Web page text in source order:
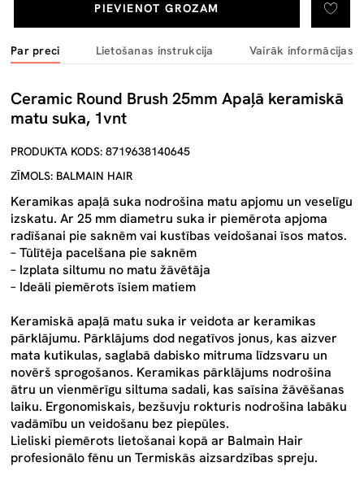
PIEVIENOT GROZAM
Par preci Lietošanas instrukcija Vairāk informācijas
Ceramic Round Brush 25mm Apaļā keramiskā
matu suka, 1vnt
PRODUKTA KODS: 8719638140645
ZĪMOLS: BALMAIN HAIR
Keramikas apaļā suka nodrošina matu apjomu un veselīgu
izskatu. Ar 25 mm diametru suka ir piemērota apjoma
radīšanai pie saknēm vai kustības veidošanai īsos matos.
– Tūlītēja pacelšana pie saknēm
– Izplata siltumu no matu žāvētāja
– Ideāli piemērots īsiem matiem
Keramiskā apaļā matu suka ir veidota ar keramikas
pārklājumu. Pārklājums dod negatīvos jonus, kas aizver
mata kutikulas, saglabā dabisko mitruma līdzsvaru un
novērš sprogošanos. Keramikas pārklājums nodrošina
ātru un vienmērīgu siltuma sadali, kas saīsina žāvēšanas
laiku. Ergonomiskais, bezšuvju rokturis nodrošina labāku
vadāmību un veidošanu bez piepūles.
Lieliski piemērots lietošanai kopā ar Balmain Hair
profesionālo fēnu un Termiskās aizsardzības spreju.